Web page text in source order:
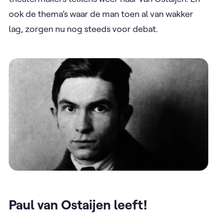
ook de thema’s waar de man toen al van wakker
lag, zorgen nu nog steeds voor debat.
Paul van Ostaijen leeft!